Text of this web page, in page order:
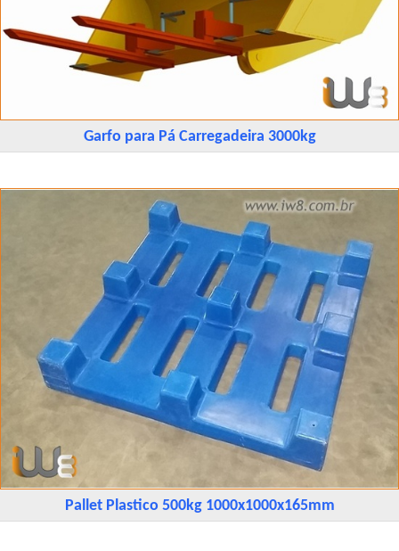
Garfo para Pá Carregadeira 3000kg
Pallet Plastico 500kg 1000x1000x165mm